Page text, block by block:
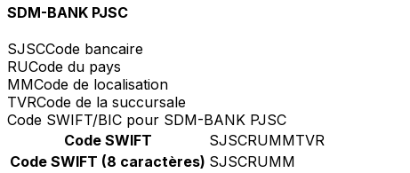
SDM-BANK PJSC
SJSCCode bancaire
RUCode du pays
MMCode de localisation
TVRCode de la succursale
Code SWIFT/BIC pour SDM-BANK PJSC
Code SWIFT
SJSCRUMMTVR
Code SWIFT (8 caractères) SJSCRUMM